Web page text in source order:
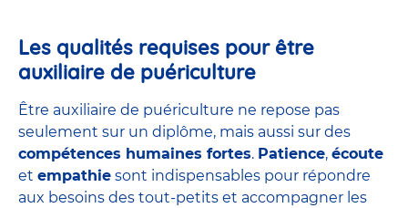
Les qualités requises pour être
auxiliaire de puériculture
Être auxiliaire de puériculture ne repose pas
seulement sur un diplôme, mais aussi sur des
compétences humaines fortes. Patience, écoute
et empathie sont indispensables pour répondre
aux besoins des tout-petits et accompagner les